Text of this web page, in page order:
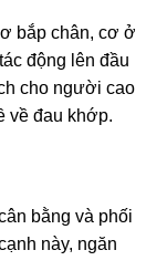
bắp chân, cơ ở
động lên đầu
cho người cao
về đau khớp.
bằng và phối
này, ngăn